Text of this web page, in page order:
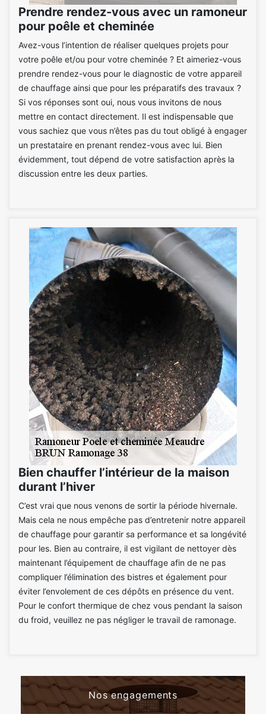
Prendre rendez-vous avec un ramoneur
pour poêle et cheminée
Avez-vous l’intention de réaliser quelques projets pour
votre poêle et/ou pour votre cheminée ? Et aimeriez-vous
prendre rendez-vous pour le diagnostic de votre appareil
de chauffage ainsi que pour les préparatifs des travaux ?
Si vos réponses sont oui, nous vous invitons de nous
mettre en contact directement. Il est indispensable que
vous sachiez que vous n’êtes pas du tout obligé à engager
un prestataire en prenant rendez-vous avec lui. Bien
évidemment, tout dépend de votre satisfaction après la
discussion entre les deux parties.
Bien chauffer l’intérieur de la maison
durant l’hiver
C’est vrai que nous venons de sortir la période hivernale.
Mais cela ne nous empêche pas d’entretenir notre appareil
de chauffage pour garantir sa performance et sa longévité
pour les. Bien au contraire, il est vigilant de nettoyer dès
maintenant l’équipement de chauffage afin de ne pas
compliquer l’élimination des bistres et également pour
éviter l’envolement de ces dépôts en présence du vent.
Pour le confort thermique de chez vous pendant la saison
du froid, veuillez ne pas négliger le travail de ramonage.
Nos engagements